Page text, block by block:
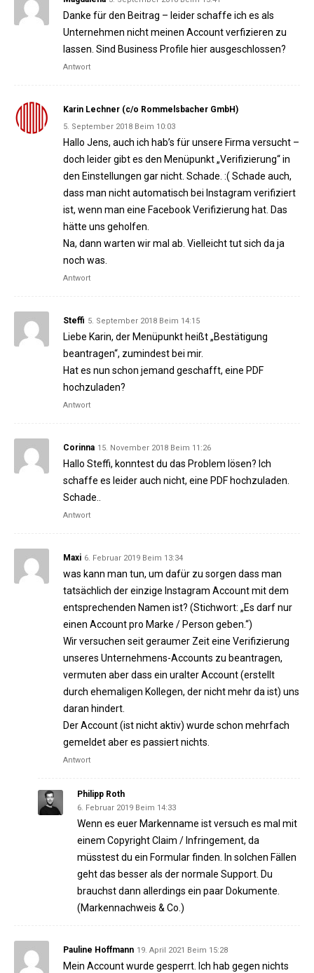
Danke für den Beitrag – leider schaffe ich es als
Unternehmen nicht meinen Account verfizieren zu
lassen. Sind Business Profile hier ausgeschlossen?
Antwort
Karin Lechner (c/o Rommelsbacher GmbH)
5. September 2018 Beim 10:03
Hallo Jens, auch ich hab’s für unsere Firma versucht –
doch leider gibt es den Menüpunkt „Verifizierung“ in
den Einstellungen gar nicht. Schade. :( Schade auch,
dass man nicht automatisch bei Instagram verifiziert
ist, wenn man eine Facebook Verifizierung hat. Das
hätte uns geholfen.
Na, dann warten wir mal ab. Vielleicht tut sich da ja
noch was.
Antwort
Steffi 5. September 2018 Beim 14:15
Liebe Karin, der Menüpunkt heißt „Bestätigung
beantragen“, zumindest bei mir.
Hat es nun schon jemand geschafft, eine PDF
hochzuladen?
Antwort
Corinna 15. November 2018 Beim 11:26
Hallo Steffi, konntest du das Problem lösen? Ich
schaffe es leider auch nicht, eine PDF hochzuladen.
Schade..
Antwort
Maxi 6. Februar 2019 Beim 13:34
was kann man tun, um dafür zu sorgen dass man
tatsächlich der einzige Instagram Account mit dem
entsprechenden Namen ist? (Stichwort: „Es darf nur
einen Account pro Marke / Person geben.“)
Wir versuchen seit geraumer Zeit eine Verifizierung
unseres Unternehmens-Accounts zu beantragen,
vermuten aber dass ein uralter Account (erstellt
durch ehemaligen Kollegen, der nicht mehr da ist) uns
daran hindert.
Der Account (ist nicht aktiv) wurde schon mehrfach
gemeldet aber es passiert nichts.
Antwort
Philipp Roth
6. Februar 2019 Beim 14:33
Wenn es euer Markenname ist versuch es mal mit
einem Copyright Claim / Infringement, da
müsstest du ein Formular finden. In solchen Fällen
geht das besser als der normale Support. Du
brauchst dann allerdings ein paar Dokumente.
(Markennachweis & Co.)
Pauline Hoffmann 19. April 2021 Beim 15:28
Mein Account wurde gesperrt. Ich hab gegen nichts